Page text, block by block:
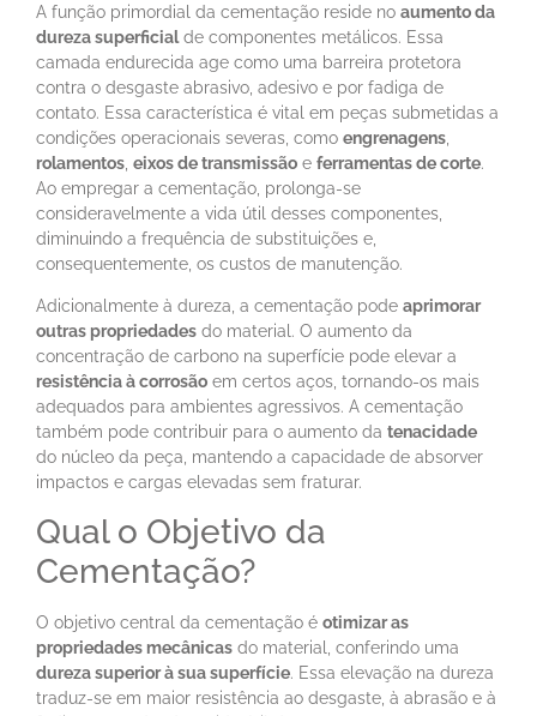
A função primordial da cementação reside no aumento da
dureza superficialde componentes metálicos. Essa
camada endurecida age como uma barreira protetora
contra o desgaste abrasivo, adesivo e por fadiga de
contato. Essa característica é vital em peças submetidas a
condições operacionais severas, como engrenagens
rolamentos eixos de transmissão e ferramentas de corte.
Ao empregar a cementação, prolonga-se
consideravelmente a vida útil desses componentes,
diminuindo a frequência de substituições e,
consequentemente, os custos de manutenção.
Adicionalmente à dureza, a cementação pode aprimorar
outras propriedades do material. O aumento da
concentração de carbono na superfície pode elevar a
resistência à corrosão em certos aços, tornando-os mais
adequados para ambientes agressivos. A cementação
também pode contribuir para o aumento da tenacidade
do núcleo da peça, mantendo a capacidade de absorver
impactos e cargas elevadas sem fraturar.
Qual o Objetivo da
Cementação?
O objetivo central da cementação é otimizar as
propriedades mecânicas do material, conferindo uma
dureza superior à sua superfície. Essa elevação na dureza
traduz-se em maior resistência ao desgaste, à abrasão e à